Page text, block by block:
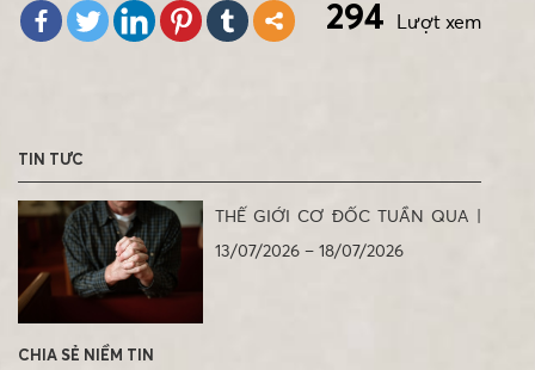
Lượt xem
294
TIN TỨC
THẾ GIỚI CƠ ĐỐC TUẦN QUA |
13/07/2026 – 18/07/2026
CHIA SẺ NIỀM TIN